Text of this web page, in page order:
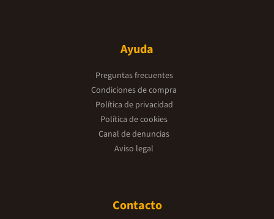
Ayuda
Preguntas frecuentes
Condiciones de compra
Política de privacidad
Política de cookies
Canal de denuncias
Aviso legal
Contacto